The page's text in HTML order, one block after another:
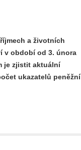
a životních
v období od 3. února
je zjistit aktuální
ukazatelů peněžní